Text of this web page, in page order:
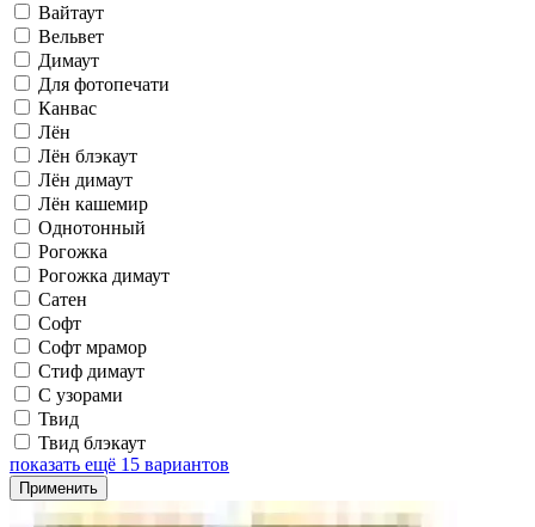
Вайтаут
Вельвет
Димаут
Для фотопечати
Канвас
Лён
Лён блэкаут
Лён димаут
Лён кашемир
Однотонный
Рогожка
Рогожка димаут
Сатен
Софт
Софт мрамор
Стиф димаут
С узорами
Твид
Твид блэкаут
показать ещё 15 вариантов
Применить